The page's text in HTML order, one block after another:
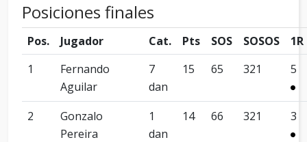
Posiciones finales
Pos. Jugador Cat. Pts SOS SOSOS
1R
1
Fernando
Aguilar
7
dan
15 65 321 5
2
Gonzalo
Pereira
1
dan
14 66 321 3